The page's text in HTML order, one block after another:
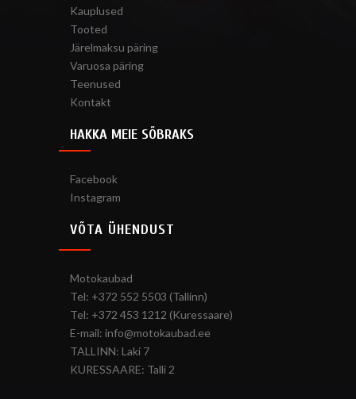
Kauplused
Tooted
Järelmaksu päring
Varuosa päring
Teenused
Kontakt
HAKKA MEIE SÕBRAKS
Facebook
Instagram
VÕTA ÜHENDUST
Motokaubad
Tel: +372 552 5503 (Tallinn)
Tel: +372 453 1212 (Kuressaare)
E-mail: info@motokaubad.ee
TALLINN: Laki 7
KURESSAARE: Talli 2